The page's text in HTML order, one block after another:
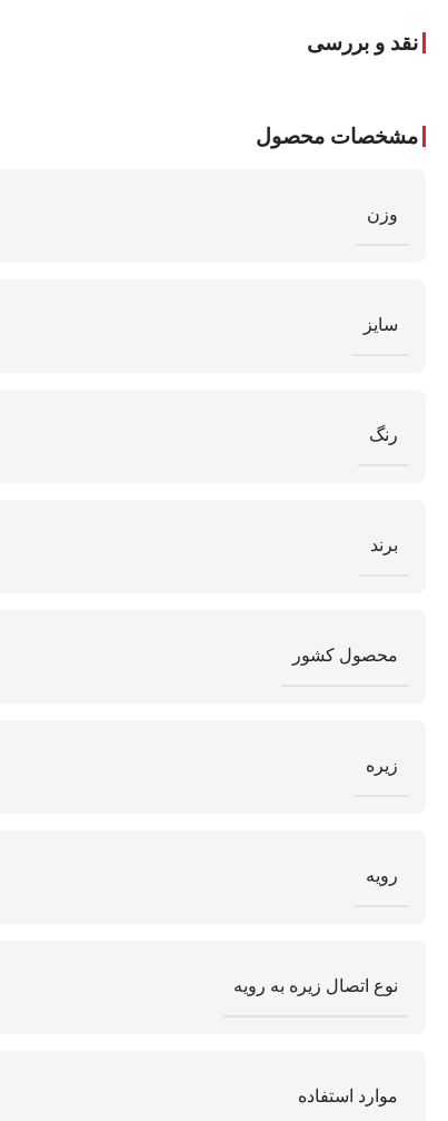
نقد و بررسی
مشخصات محصول
وزن
سایز
رنگ
برند
محصول کشور
زیره
رویه
نوع اتصال زیره به رویه
موارد استفاده